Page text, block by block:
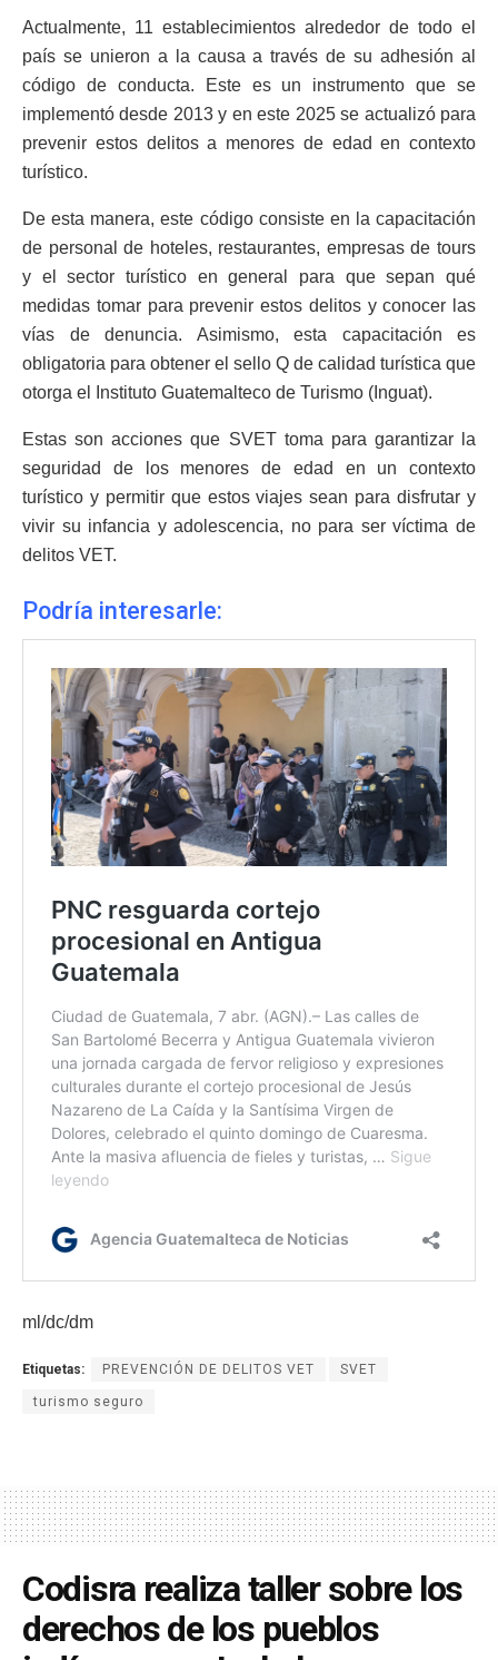
Actualmente, 11 establecimientos alrededor de todo el
país se unieron a la causa a través de su adhesión al
código de conducta. Este es un instrumento que se
implementó desde 2013 y en este 2025 se actualizó para
prevenir estos delitos a menores de edad en contexto
turístico.
De esta manera, este código consiste en la capacitación
de personal de hoteles, restaurantes, empresas de tours
y el sector turístico en general para que sepan qué
medidas tomar para prevenir estos delitos y conocer las
vías de denuncia. Asimismo, esta capacitación es
obligatoria para obtener el sello Q de calidad turística que
otorga el Instituto Guatemalteco de Turismo (Inguat).
Estas son acciones que SVET toma para garantizar la
seguridad de los menores de edad en un contexto
turístico y permitir que estos viajes sean para disfrutar y
vivir su infancia y adolescencia, no para ser víctima de
delitos VET.
Podría interesarle:
ml/dc/dm
Etiquetas: PREVENCIÓN DE DELITOS VET SVET
turismo seguro
Codisra realiza taller sobre los
derechos de los pueblos